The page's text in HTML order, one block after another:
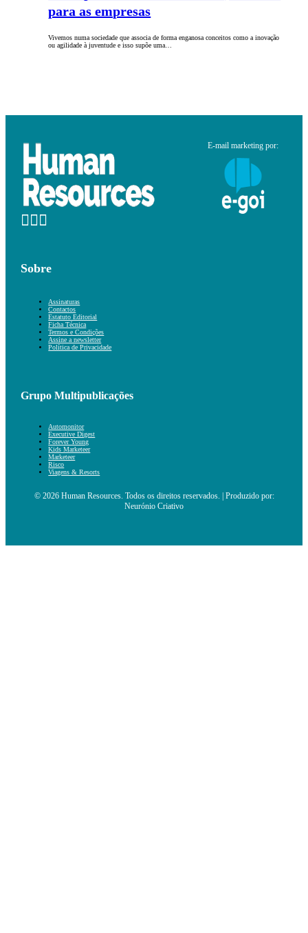
para as empresas
Vivemos numa sociedade que associa de forma enganosa conceitos como a inovação
ou agilidade à juventude e isso supõe uma…
E-mail marketing por:
Sobre
Assinaturas
Contactos
Estatuto Editorial
Ficha Técnica
Termos e Condições
Assine a newsletter
Política de Privacidade
Grupo Multipublicações
Automonitor
Executive Digest
Forever Young
Kids Marketeer
Marketeer
Risco
Viagens & Resorts
© 2026 Human Resources. Todos os direitos reservados. | Produzido por:
Neurónio Criativo